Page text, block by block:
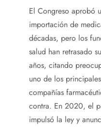
El Congreso aprobó
importación de
décadas, pero los
salud han retrasado
años, citando
uno de los
compañías
contra. En 2020, el
impulsó la ley y